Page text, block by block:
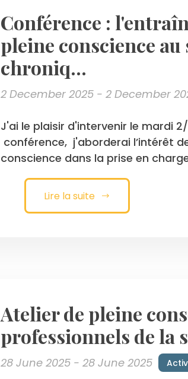
Conférence :
pleine conscience
chroniq...
2 December 2025 - 2 December
J'ai le plaisir d'intervenir le mardi
conférence, j'aborderai l’intérêt
conscience dans la prise en
Lire la suite
Atelier de pleine
professionnels de la
28 June 2025 - 28 June 2025